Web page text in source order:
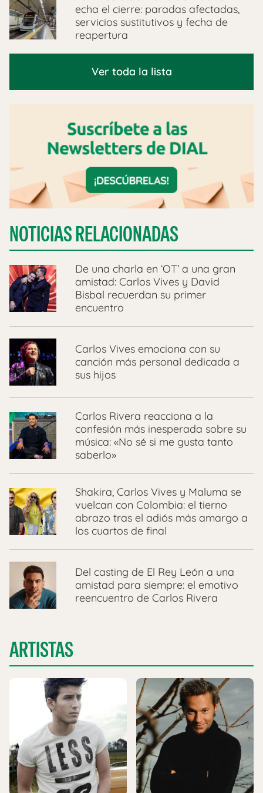
echa el cierre: paradas afectadas,
servicios sustitutivos y fecha de
reapertura
Ver toda la lista
NOTICIAS RELACIONADAS
De una charla en ‘OT’ a una gran
amistad: Carlos Vives y David
Bisbal recuerdan su primer
encuentro
Carlos Vives emociona con su
canción más personal dedicada a
sus hijos
Carlos Rivera reacciona a la
confesión más inesperada sobre su
música: «No sé si me gusta tanto
saberlo»
Shakira, Carlos Vives y Maluma se
vuelcan con Colombia: el tierno
abrazo tras el adiós más amargo a
los cuartos de final
Del casting de El Rey León a una
amistad para siempre: el emotivo
reencuentro de Carlos Rivera
ARTISTAS